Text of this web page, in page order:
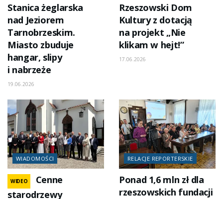
Stanica żeglarska
nad Jeziorem
Tarnobrzeskim.
Miasto zbuduje
hangar, slipy
i nabrzeże
19.06.2026
Rzeszowski Dom
Kultury z dotacją
na projekt „Nie
klikam w hejt!”
17.06.2026
WIADOMOŚCI
WIDEO
Cenne
starodrzewy
RELACJE REPORTERSKIE
Ponad 1,6 mln zł dla
rzeszowskich fundacji